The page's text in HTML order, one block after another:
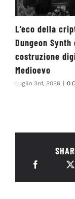
L’eco della
Dungeon Synth
costruzione
Medioevo
Luglio 3rd, 2026 | 0